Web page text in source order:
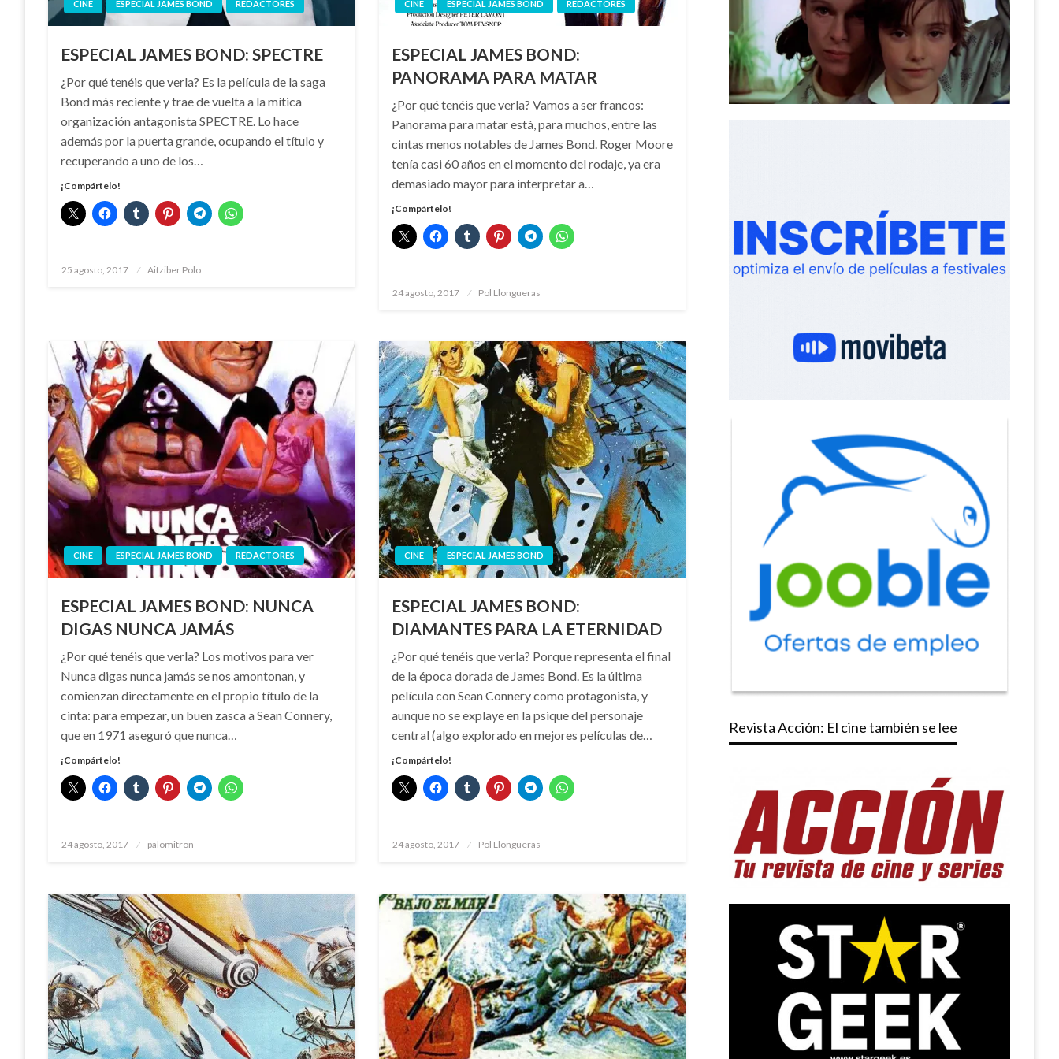
CINE ESPECIAL JAMES BOND REDACTORES
ESPECIAL JAMES BOND: SPECTRE
¿Por qué tenéis que verla? Es la película de la saga
Bond más reciente y trae de vuelta a la mítica
organización antagonista SPECTRE. Lo hace
además por la puerta grande, ocupando el título y
recuperando a uno de los…
¡Compártelo!
Publicado
25 agosto, 2017 Aitziber Polo
CINE ESPECIAL JAMES BOND REDACTORES
ESPECIAL JAMES BOND:
PANORAMA PARA MATAR
¿Por qué tenéis que verla? Vamos a ser francos:
Panorama para matar está, para muchos, entre las
cintas menos notables de James Bond. Roger Moore
tenía casi 60 años en el momento del rodaje, ya era
demasiado mayor para interpretar a…
¡Compártelo!
Publicado
24 agosto, 2017 Pol Llongueras
CINE ESPECIAL JAMES BOND REDACTORES
ESPECIAL JAMES BOND: NUNCA
DIGAS NUNCA JAMÁS
¿Por qué tenéis que verla? Los motivos para ver
Nunca digas nunca jamás se nos amontonan, y
comienzan directamente en el propio título de la
cinta: para empezar, un buen zasca a Sean Connery,
que en 1971 aseguró que nunca…
¡Compártelo!
Publicado
24 agosto, 2017 palomitron
CINE ESPECIAL JAMES BOND
ESPECIAL JAMES BOND:
DIAMANTES PARA LA ETERNIDAD
¿Por qué tenéis que verla? Porque representa el final
de la época dorada de James Bond. Es la última
película con Sean Connery como protagonista, y
aunque no se explaye en la psique del personaje
central (algo explorado en mejores películas de…
¡Compártelo!
Publicado
24 agosto, 2017 Pol Llongueras
Revista Acción: El cine también se lee